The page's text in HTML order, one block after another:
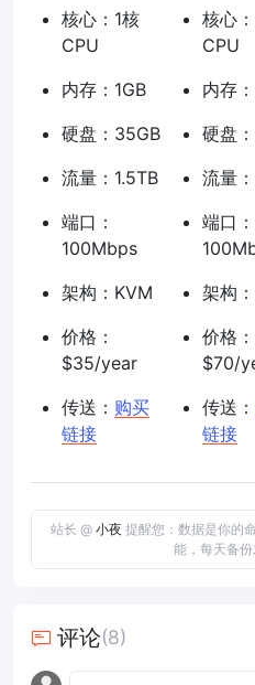
核心：1核
CPU
内存：1GB
硬盘：35GB
流量：1.5TB
端口：
100Mbps
架构：KVM
价格：
$35/year
传送： 购买
链接
核心
CPU
内存
硬盘
流量
端口：
架构
价格：
$70/
传送：
链接
站长 @ 小夜 提醒您：数据是你的
能，每天备份
评论(8)